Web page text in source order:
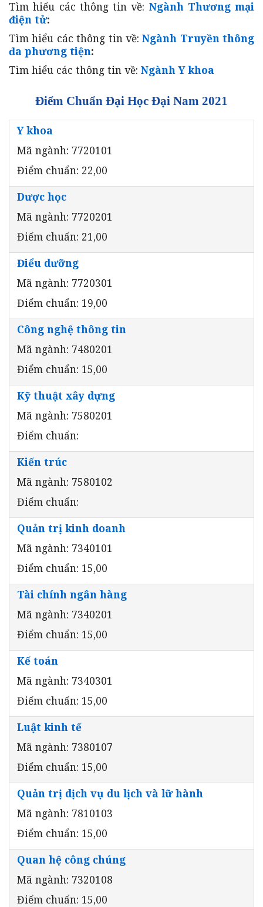
Tìm hiểu các thông tin về: Ngành Thương mại
điện tử:
Tìm hiểu các thông tin về:Ngành Truyền thông
đa phương tiện:
Tìm hiểu các thông tin về: Ngành Y khoa
Điểm Chuẩn Đại Học Đại Nam 2021
Y khoa
Mã ngành: 7720101
Điểm chuẩn: 22,00
Dược học
Mã ngành: 7720201
Điểm chuẩn: 21,00
Điểu dưỡng
Mã ngành: 7720301
Điểm chuẩn: 19,00
Công nghệ thông tin
Mã ngành: 7480201
Điểm chuẩn: 15,00
Kỹ thuật xây dựng
Mã ngành: 7580201
Điểm chuẩn:
Kiến trúc
Mã ngành: 7580102
Điểm chuẩn:
Quản trị kinh doanh
Mã ngành: 7340101
Điểm chuẩn: 15,00
Tài chính ngân hàng
Mã ngành: 7340201
Điểm chuẩn: 15,00
Kế toán
Mã ngành: 7340301
Điểm chuẩn: 15,00
Luật kinh tế
Mã ngành: 7380107
Điểm chuẩn: 15,00
Quản trị dịch vụ du lịch và lữ hành
Mã ngành: 7810103
Điểm chuẩn: 15,00
Quan hệ công chúng
Mã ngành: 7320108
Điểm chuẩn: 15,00